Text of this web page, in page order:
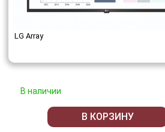
LG Array
В наличии
В КОРЗИНУ